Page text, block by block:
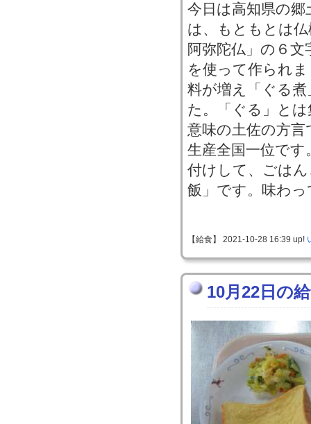
今日は高知県の
は、もともとは
阿弥陀仏」の６
を使って作られ
料が増え「ぐる
た。「ぐる」と
意味の土佐の方
生産全国一位で
付けして、ごは
飯」です。味わ
【給食】 2021-10-28 16:39 up!
10月22日の